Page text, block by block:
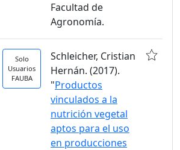
Facultad de
Agronomía.
Solo
Usuarios
FAUBA
Schleicher, Cristian
Hernán. (2017).
"Productos
vinculados a la
nutrición vegetal
aptos para el uso
en producciones